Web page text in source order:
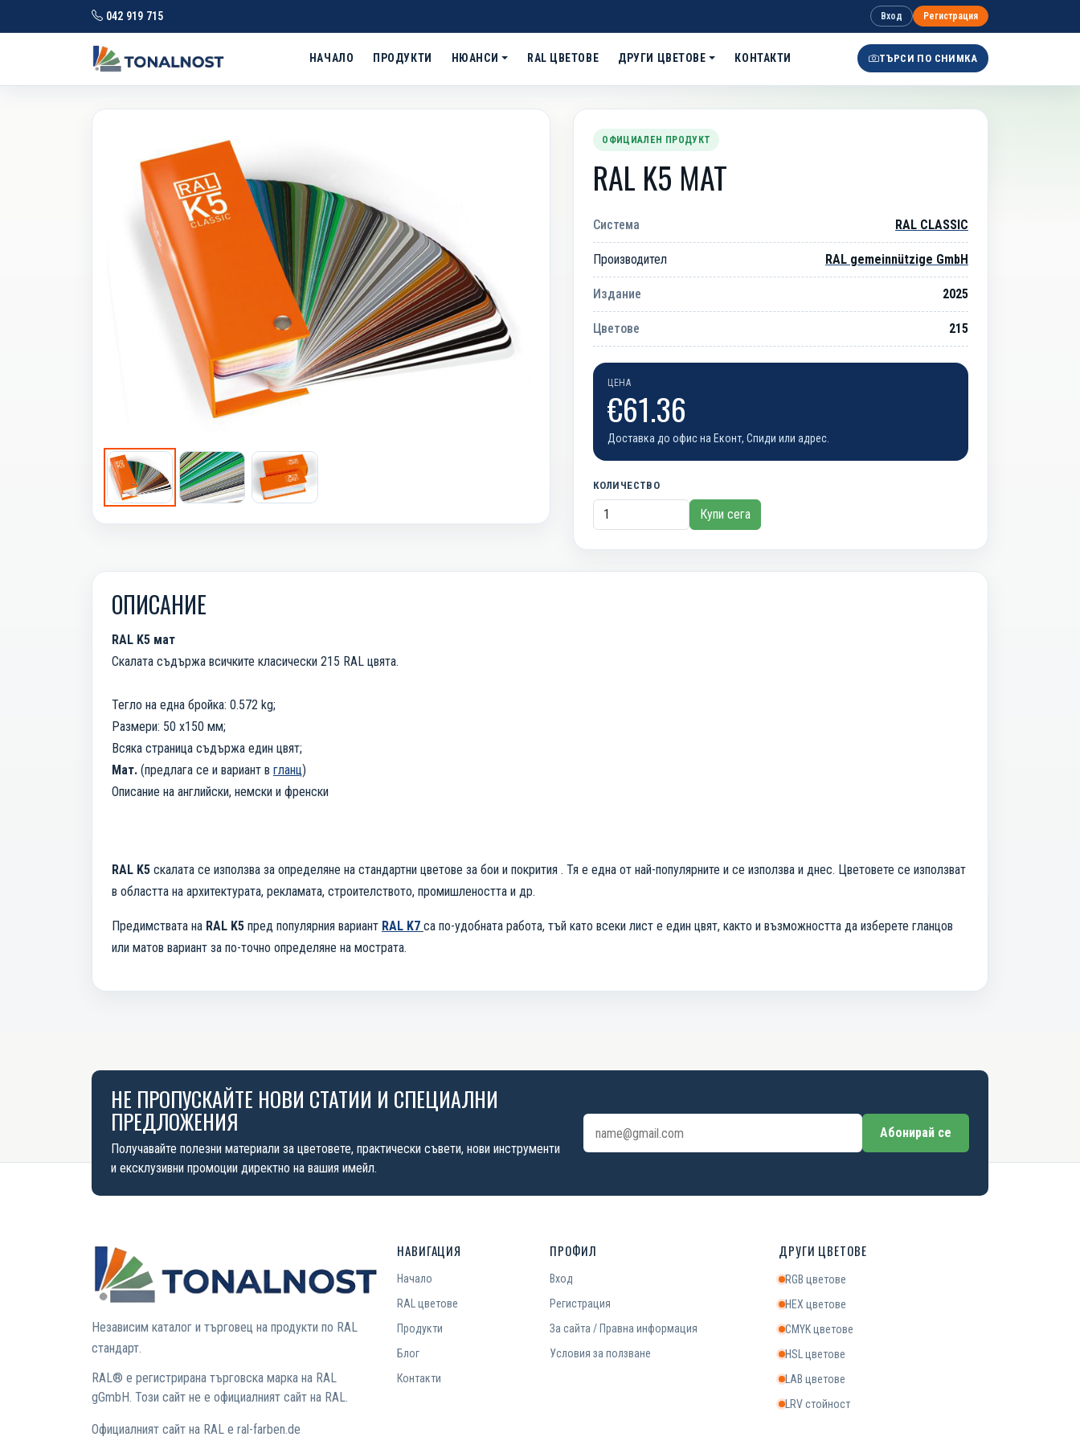
042 919 715 Вход Регистрация
НАЧАЛО ПРОДУКТИ НЮАНСИ RAL ЦВЕТОВЕ ДРУГИ ЦВЕТОВЕ КОНТАКТИ ТЪРСИ ПО СНИМКА
ОФИЦИАЛЕН ПРОДУКТ
RAL K5 МАТ
Система RAL CLASSIC
Производител RAL gemeinnützige GmbH
Издание 2025
Цветове 215
ЦЕНА
€61.36
Доставка до офис на Еконт, Спиди или адрес.
КОЛИЧЕСТВО
Купи сега
ОПИСАНИЕ
RAL K5 мат
Скалата съдържа всичките класически 215 RAL цвята.
Тегло на една бройка: 0.572 kg;
Размери: 50 х150 мм;
Всяка страница съдържа един цвят;
Мат. (предлага се и вариант в гланц)
Описание на английски, немски и френски
RAL K5 скалата се използва за определяне на стандартни цветове за бои и покрития . Тя е една от най-популярните и се използва и днес. Цветовете се използват
в областта на архитектурата, рекламата, строителството, промишлеността и др.
Предимствата на RAL K5 пред популярния вариант RAL K7 са по-удобната работа, тъй като всеки лист е един цвят, както и възможността да изберете гланцов
или матов вариант за по-точно определяне на мострата.
НЕ ПРОПУСКАЙТЕ НОВИ СТАТИИ И СПЕЦИАЛНИ
ПРЕДЛОЖЕНИЯ
Получавайте полезни материали за цветовете, практически съвети, нови инструменти
и ексклузивни промоции директно на вашия имейл.
Имейл адрес
Абонирай се
Независим каталог и търговец на продукти по RAL
стандарт.
RAL® е регистрирана търговска марка на RAL
gGmbH. Този сайт не е официалният сайт на RAL.
Официалният сайт на RAL е ral-farben.de
НАВИГАЦИЯ
Начало
RAL цветове
Продукти
Блог
Контакти
ПРОФИЛ
Вход
Регистрация
За сайта / Правна информация
Условия за ползване
ДРУГИ ЦВЕТОВЕ
RGB цветове
HEX цветове
CMYK цветове
HSL цветове
LAB цветове
LRV стойност